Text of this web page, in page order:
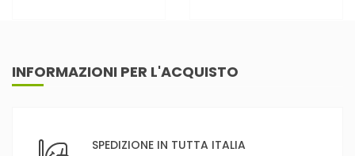
INFORMAZIONI PER L'ACQUISTO
SPEDIZIONE IN TUTTA ITALIA